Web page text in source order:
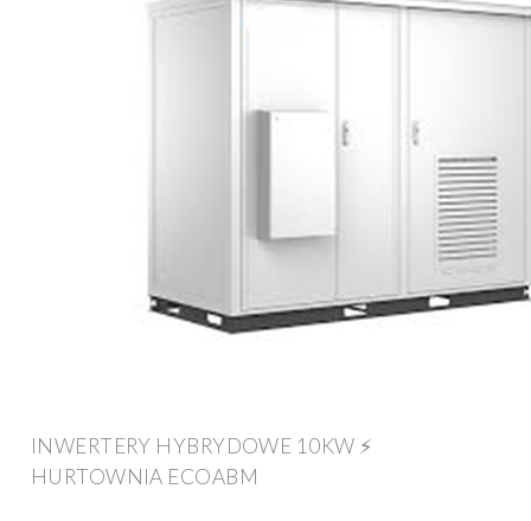
INWERTERY HYBRYDOWE 10KW ⚡
HURTOWNIA ECOABM